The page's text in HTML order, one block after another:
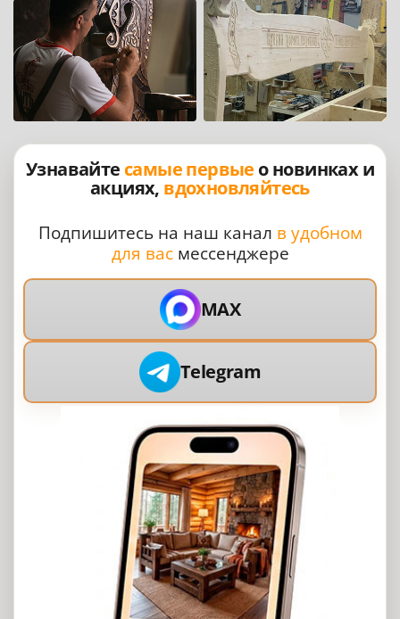
Узнавайте самые первые о новинках и
акциях, вдохновляйтесь
Подпишитесь на наш канал в удобном
для васмессенджере
MAX
Telegram